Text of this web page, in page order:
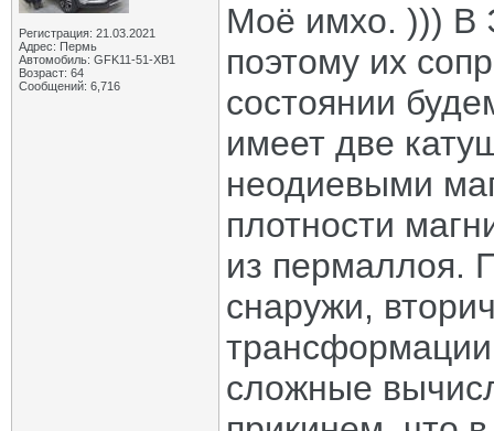
Регистрация: 21.03.2021
Адрес: Пермь
Автомобиль: GFK11-51-ХВ1
Возраст: 64
Сообщений: 6,716
Моё имхо. ))) В
поэтому их
состоянии
имеет две
неодиевыми
плотности
из пермаллоя.
снаружи,
сложные